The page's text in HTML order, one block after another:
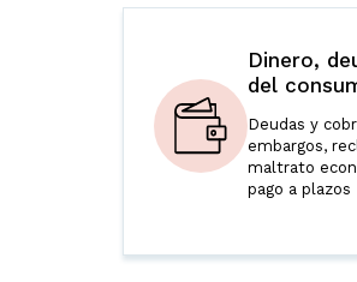
Dinero,
del
Deudas y
embargos,
maltrato
pago a plazos